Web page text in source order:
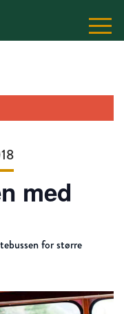
med
for større